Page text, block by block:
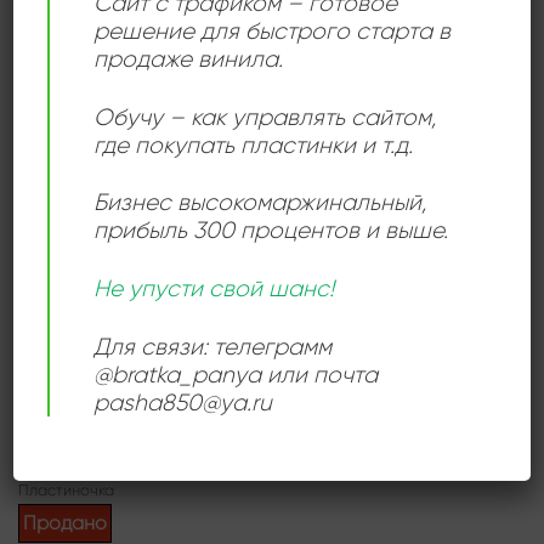
Joropo — самый известный подстиль Musica Llanera,
который считается музыкой скотоводов Венесуэлы и
Восточной Колумбии.
DANZON
Les Merveilles Du Mali –
Maravillas De Mali
Пластиночка
Продано
решение для быстрого старта в
продаже винила.
Обучу – как управлять сайтом,
где покупать пластинки и т.д.
Бизнес высокомаржинальный,
прибыль 300 процентов и выше.
Не упусти свой шанс!
Для связи: телеграмм
@bratka_panya или почта
pasha850@ya.ru